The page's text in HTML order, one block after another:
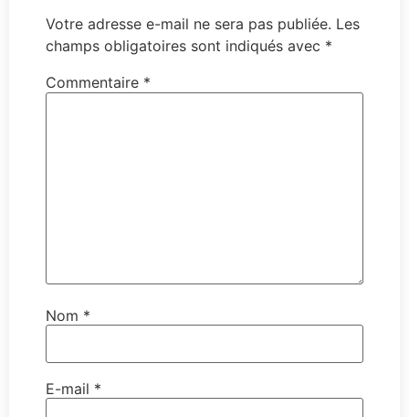
Votre adresse e-mail ne sera pas publiée. Les
champs obligatoires sont indiqués avec *
Commentaire *
Nom *
E-mail *